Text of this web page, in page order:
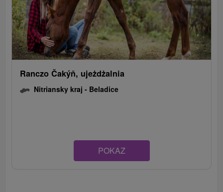
Ranczo Čakýň, ujeżdżalnia
Nitriansky kraj - Beladice
POKAZ